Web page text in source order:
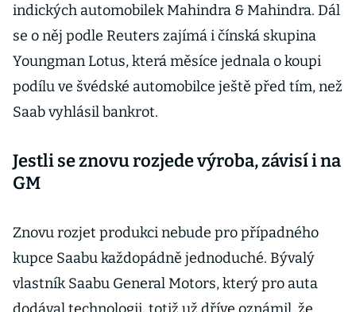
indických automobilek Mahindra & Mahindra. Dál
se o něj podle Reuters zajímá i čínská skupina
Youngman Lotus, která měsíce jednala o koupi
podílu ve švédské automobilce ještě před tím, než
Saab vyhlásil bankrot.
Jestli se znovu rozjede výroba, závisí i na
GM
Znovu rozjet produkci nebude pro případného
kupce Saabu každopádně jednoduché. Bývalý
vlastník Saabu General Motors, který pro auta